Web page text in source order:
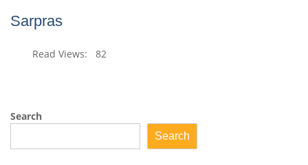
Sarpras
Read Views: 82
Search
Search